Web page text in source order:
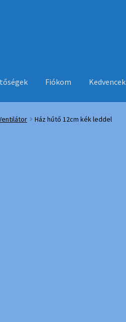
Fiókom Kedvencek
Ház hűtő 12cm kék leddel